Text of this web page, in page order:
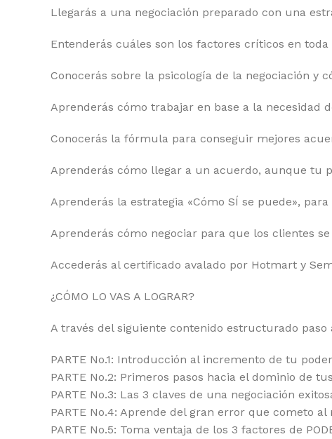
Llegarás a una negociación preparado con una
Entenderás cuáles son los factores críticos en
Conocerás sobre la psicología de la negociación y
Aprenderás cómo trabajar en base a la necesidad
Conocerás la fórmula para conseguir mejores
Aprenderás cómo llegar a un acuerdo, aunque tu
Aprenderás la estrategia «Cómo SÍ se puede»,
Aprenderás cómo negociar para que los clientes
Accederás al certificado avalado por Hotmart y
¿CÓMO LO VAS A LOGRAR?
A través del siguiente contenido estructurado paso
PARTE No.1: Introducción al incremento de tu
PARTE No.2: Primeros pasos hacia el dominio de
PARTE No.3: Las 3 claves de una negociación
PARTE No.4: Aprende del gran error que cometo
PARTE No.5: Toma ventaja de los 3 factores de